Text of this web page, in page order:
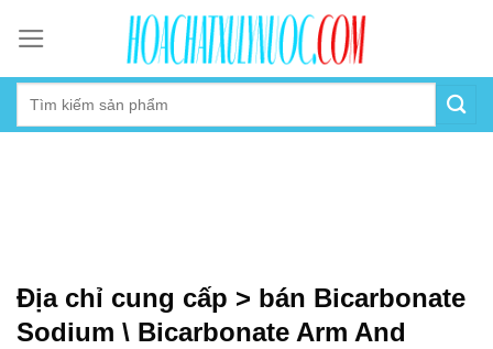
content
Địa chỉ cung cấp > bán Bicarbonate
Sodium \ Bicarbonate Arm And